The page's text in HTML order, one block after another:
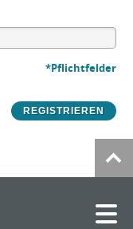
*Pflichtfelder